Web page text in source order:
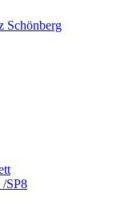
Schönberg
SP8